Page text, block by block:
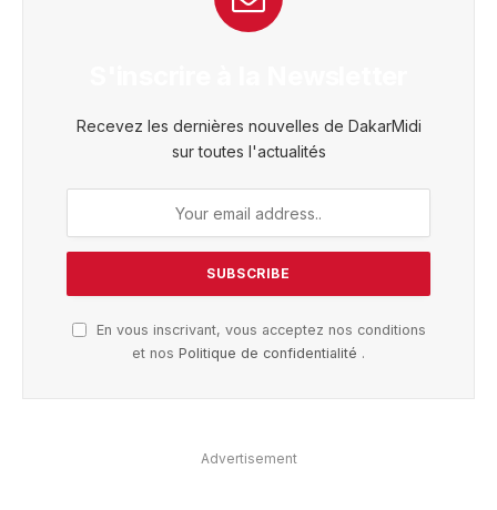
Recevez les dernières nouvelles de DakarMidi
sur toutes l'actualités
En vous inscrivant, vous acceptez nos conditions
et nos Politique de confidentialité .
Advertisement